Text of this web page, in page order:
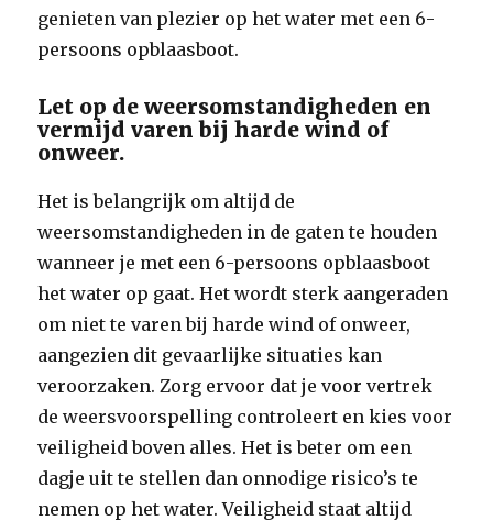
genieten van plezier op het water met een 6-
persoons opblaasboot.
Let op de weersomstandigheden en
vermijd varen bij harde wind of
onweer.
Het is belangrijk om altijd de
weersomstandigheden in de gaten te houden
wanneer je met een 6-persoons opblaasboot
het water op gaat. Het wordt sterk aangeraden
om niet te varen bij harde wind of onweer,
aangezien dit gevaarlijke situaties kan
veroorzaken. Zorg ervoor dat je voor vertrek
de weersvoorspelling controleert en kies voor
veiligheid boven alles. Het is beter om een
dagje uit te stellen dan onnodige risico’s te
nemen op het water. Veiligheid staat altijd